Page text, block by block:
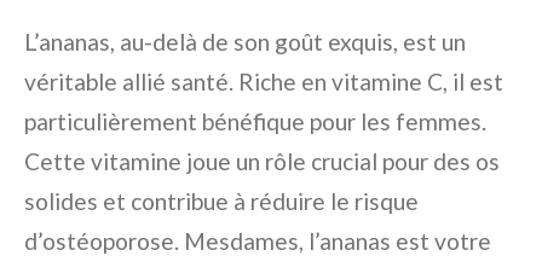
L’ananas, au-delà de son goût exquis, est un
véritable allié santé. Riche en vitamine C, il est
particulièrement bénéfique pour les femmes.
Cette vitamine joue un rôle crucial pour des os
solides et contribue à réduire le risque
d’ostéoporose. Mesdames, l’ananas est votre